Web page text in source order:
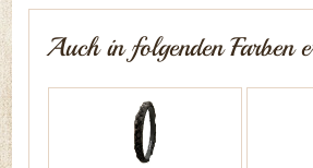
Auch in folgenden Farben